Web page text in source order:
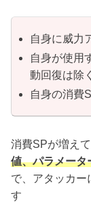
自身に威力
自身が使用
動回復は除
自身の消費
消費SPが増え
値、パラメータ
で、アタッカー
す